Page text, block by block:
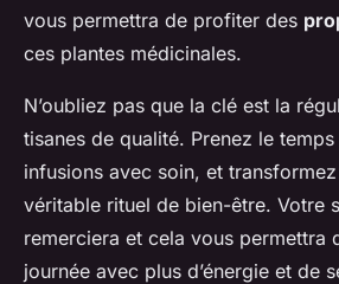
vous permettra de profiter des
ces plantes médicinales.
N’oubliez pas que la clé est la
tisanes de qualité. Prenez le
infusions avec soin, et
véritable rituel de bien-être. Votre
remerciera et cela vous permettra
journée avec plus d’énergie et de